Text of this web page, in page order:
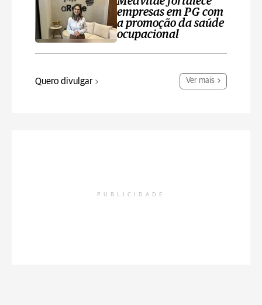
empresas em PG com
a promoção da saúde
ocupacional
Quero divulgar Ver mais
PUBLICIDADE